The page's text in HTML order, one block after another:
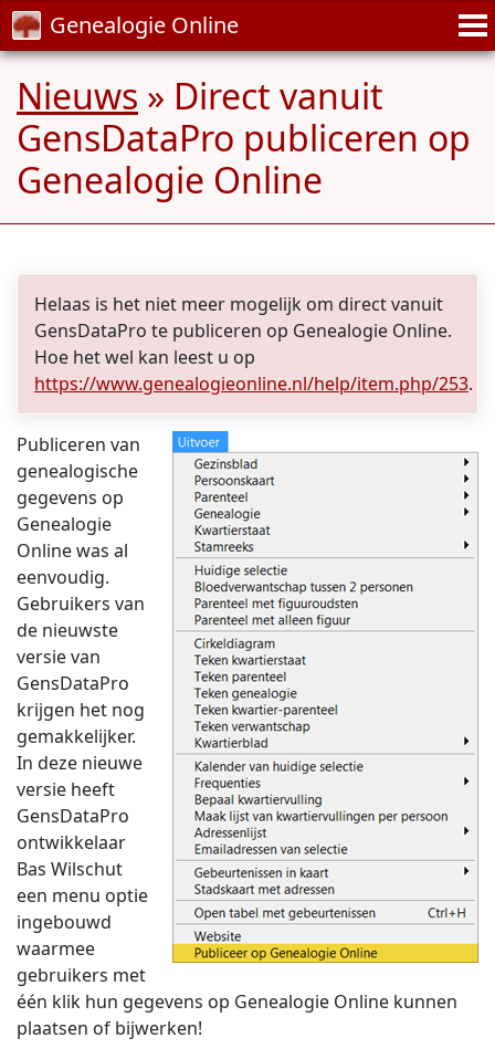
Genealogie Online
Nieuws » Direct vanuit
GensDataPro publiceren op
Genealogie Online
Helaas is het niet meer mogelijk om direct vanuit
GensDataPro te publiceren op Genealogie Online.
Hoe het wel kan leest u op
https://www.genealogieonline.nl/help/item.php/253.
Publiceren van
genealogische
gegevens op
Genealogie
Online was al
eenvoudig.
Gebruikers van
de nieuwste
versie van
GensDataPro
krijgen het nog
gemakkelijker.
In deze nieuwe
versie heeft
GensDataPro
ontwikkelaar
Bas Wilschut
een menu optie
ingebouwd
waarmee
gebruikers met
één klik hun gegevens op Genealogie Online kunnen
plaatsen of bijwerken!